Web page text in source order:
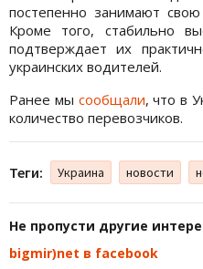
постепенно занимают
Кроме того, стабильно
подтверждает их
украинских водителей.
Ранее мы сообщали, что в
количество перевозчиков.
Теги: Украина новости
Не пропусти другие
bigmir)net в facebook